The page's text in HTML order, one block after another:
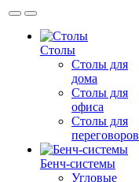
Столы
Столы для
дома
Столы для
офиса
Столы для
переговоров
Бенч-системы
Угловые